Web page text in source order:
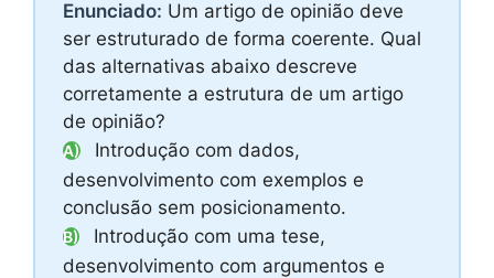
Enunciado: Um artigo de opinião deve
ser estruturado de forma coerente. Qual
das alternativas abaixo descreve
corretamente a estrutura de um artigo
de opinião?
A)
Introdução com dados,
desenvolvimento com exemplos e
conclusão sem posicionamento.
B)
Introdução com uma tese,
desenvolvimento com argumentos e